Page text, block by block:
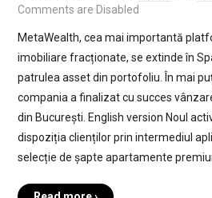
Comments are Disabled
MetaWealth, cea mai importantă
imobiliare fracționate, se extinde în
patrulea asset din portofoliu. În mai
compania a finalizat cu succes
din București. English version Noul
dispoziția clienților prin intermediul
selecție de șapte apartamente